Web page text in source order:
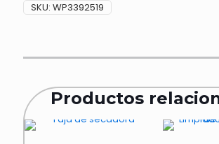
SKU: WP3392519
Productos